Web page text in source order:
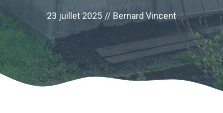
23 juillet 2025 // Bernard Vincent